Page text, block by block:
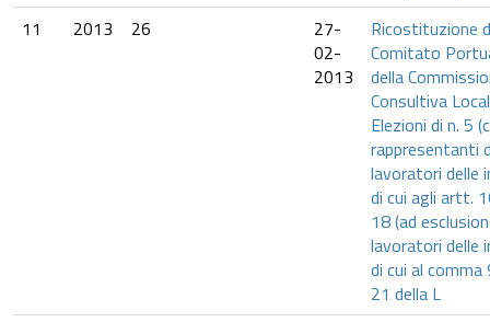
11
2013 26
27-
02-
2013
Ricostituzione
Comitato
della
Consultiva
Elezioni di n. 5
rappresentanti
lavoratori delle
di cui agli artt.
18 (ad
lavoratori delle
di cui al comma
21 della L